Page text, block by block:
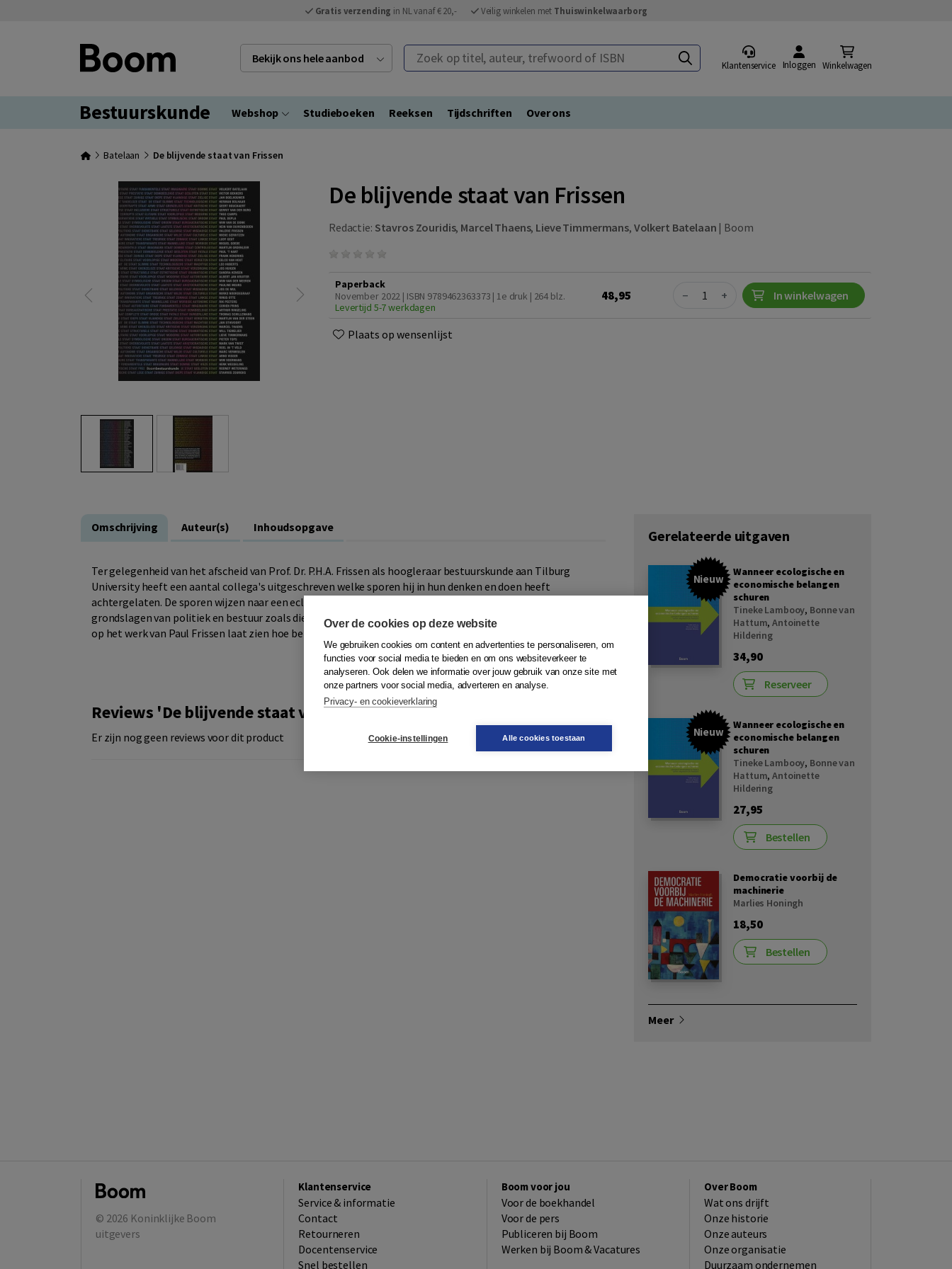
Gratis verzending in NL vanaf € 20,- Veilig winkelen met Thuiswinkelwaarborg
Bekijk ons hele aanbod Zoek op titel, auteur, trefwoord of ISBN
Klantenservice Inloggen Winkelwagen
Bestuurskunde Webshop Studieboeken Reeksen Tijdschriften Over ons
Batelaan De blijvende staat van Frissen
De blijvende staat van Frissen
Redactie: Stavros Zouridis, Marcel Thaens, Lieve Timmermans, Volkert Batelaan | Boom
Paperback
November 2022 | ISBN 9789462363373 | 1e druk | 264 blz.
Levertijd 5-7 werkdagen
48,95 Quantity
− + In winkelwagen
Plaats op wensenlijst
Omschrijving Auteur(s) Inhoudsopgave
Ter gelegenheid van het afscheid van Prof. Dr. P.H.A. Frissen als hoogleraar bestuurskunde aan Tilburg
University heeft een aantal collega's uitgeschreven welke sporen hij in hun denken en doen heeft
achtergelaten. De sporen wijzen naar een eclectische denker die onvermoeibaar heeft gerammeld aan de
grondslagen van politiek en bestuur zoals die in ons denken zijn verankerd. Deze levenswaardige reflectie
op het werk van Paul Frissen laat zien hoe betekenisvol zijn bijdrage aan het debat was, is en zal blijven.
Reviews 'De blijvende staat van Frissen'
Er zijn nog geen reviews voor dit product
Gerelateerde uitgaven
Nieuw
Wanneer ecologische en
economische belangen
schuren
Tineke Lambooy, Bonne van
Hattum,Antoinette
Hildering
34,90
Reserveer
Nieuw
Wanneer ecologische en
economische belangen
schuren
Tineke Lambooy, Bonne van
Hattum,Antoinette
Hildering
27,95
Bestellen
Democratie voorbij de
machinerie
Marlies Honingh
18,50
Bestellen
Meer
© 2026 Koninklijke Boom
uitgevers
Klantenservice
Service & informatie
Contact
Retourneren
Docentenservice
Snel bestellen
Boom voor jou
Voor de boekhandel
Voor de pers
Publiceren bij Boom
Werken bij Boom & Vacatures
Over Boom
Wat ons drijft
Onze historie
Onze auteurs
Onze organisatie
Duurzaam ondernemen
Over de cookies op deze website
We gebruiken cookies om content en advertenties te personaliseren, om
functies voor social media te bieden en om ons websiteverkeer te
analyseren. Ook delen we informatie over jouw gebruik van onze site met
onze partners voor social media, adverteren en analyse.
Privacy- en cookieverklaring
Cookie-instellingen Alle cookies toestaan